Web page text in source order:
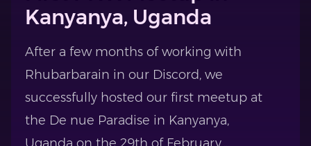
Kanyanya, Uganda
After a few months of working with
Rhubarbarain in our Discord, we
successfully hosted our first meetup at
the De nue Paradise in Kanyanya,